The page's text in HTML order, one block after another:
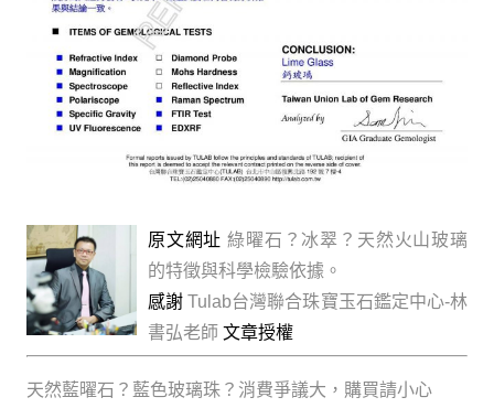
原文網址綠曜石？冰翠？天然火山玻璃
的特徵與科學檢驗依據。
感謝Tulab台灣聯合珠寶玉石鑑定中心-林
書弘老師 文章授權
天然藍曜石？藍色玻璃珠？消費爭議大，購買請小心